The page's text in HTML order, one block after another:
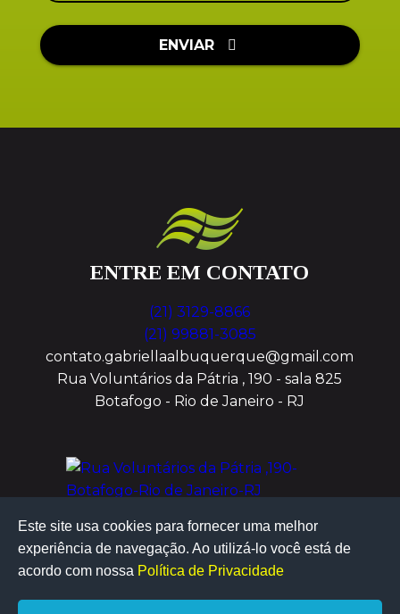
ENVIAR
ENTRE EM CONTATO
(21) 3129-8866
(21) 99881-3085
contato.gabriellaalbuquerque@gmail.com
Rua Voluntários da Pátria , 190 - sala 825
Botafogo - Rio de Janeiro - RJ
Este site usa cookies para fornecer uma melhor
experiência de navegação. Ao utilizá-lo você está de
acordo com nossa Política de Privacidade